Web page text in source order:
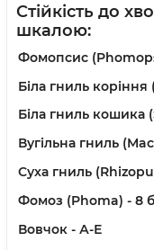
Стійкість до
шкалою:
Фомопсис
Біла гниль
Біла гниль кошика
Вугільна гниль
Суха гниль
Фомоз (Phoma) - 8
Вовчок - А-Е